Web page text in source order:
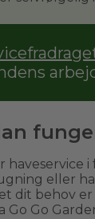
haveservice
eller
dit behov
Go Go